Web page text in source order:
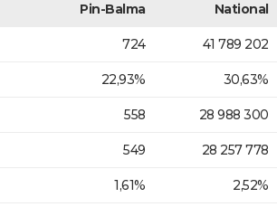
Pin-Balma National
724 41 789 202
22,93% 30,63%
558 28 988 300
549 28 257 778
1,61% 2,52%